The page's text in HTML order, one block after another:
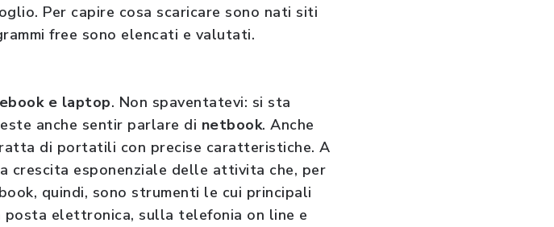
Per capire cosa scaricare sono nati siti
free sono elencati e valutati.
e laptop. Non spaventatevi: si sta
anche sentir parlare di netbook. Anche
di portatili con precise caratteristiche. A
crescita esponenziale delle attivita che, per
quindi, sono strumenti le cui principali
posta elettronica, sulla telefonia on line e